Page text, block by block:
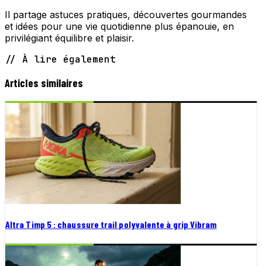
Il partage astuces pratiques, découvertes gourmandes
et idées pour une vie quotidienne plus épanouie, en
privilégiant équilibre et plaisir.
// À lire également
Articles similaires
Altra Timp 5 : chaussure trail polyvalente à grip Vibram